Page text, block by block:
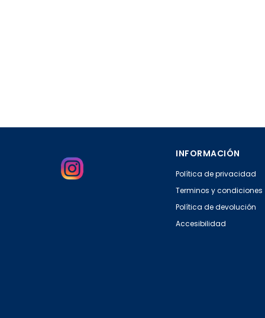
INFORMACIÓN
Política de privacidad
Terminos y condiciones
Política de devolución
Accesibilidad